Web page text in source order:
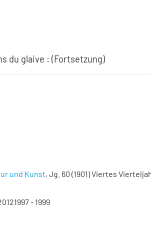
du glaive : (Fortsetzung)
und Kunst, Jg. 60 (1901) Viertes
- 1999